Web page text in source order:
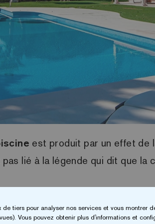
est produit par un effet de
pas lié à la légende qui dit que
résolue et que nous savons
tiers pour analyser nos services et vous
Vous pouvez obtenir plus d'informations et